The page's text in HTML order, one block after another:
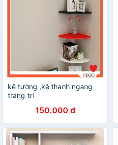
kệ tường ,kệ thanh ngang
trang trí
150.000 đ